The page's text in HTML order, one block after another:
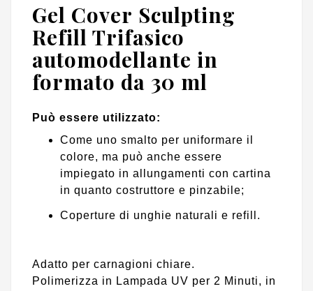
Gel Cover Sculpting
Refill Trifasico
automodellante in
formato da 30 ml
Può essere utilizzato:
Come uno smalto per uniformare il
colore, ma può anche essere
impiegato in allungamenti con cartina
in quanto costruttore e pinzabile;
Coperture di unghie naturali e refill.
Adatto per carnagioni chiare.
Polimerizza in Lampada UV per 2 Minuti, in